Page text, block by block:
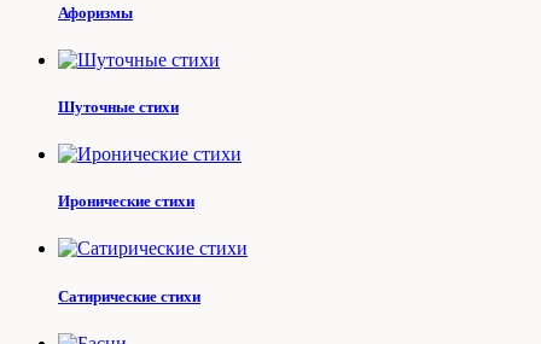
Афоризмы
Шуточные стихи
Иронические стихи
Сатирические стихи